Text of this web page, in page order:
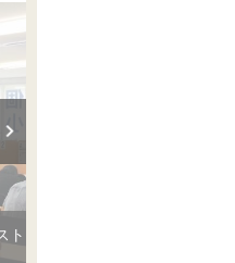
で最後の確認をしてか